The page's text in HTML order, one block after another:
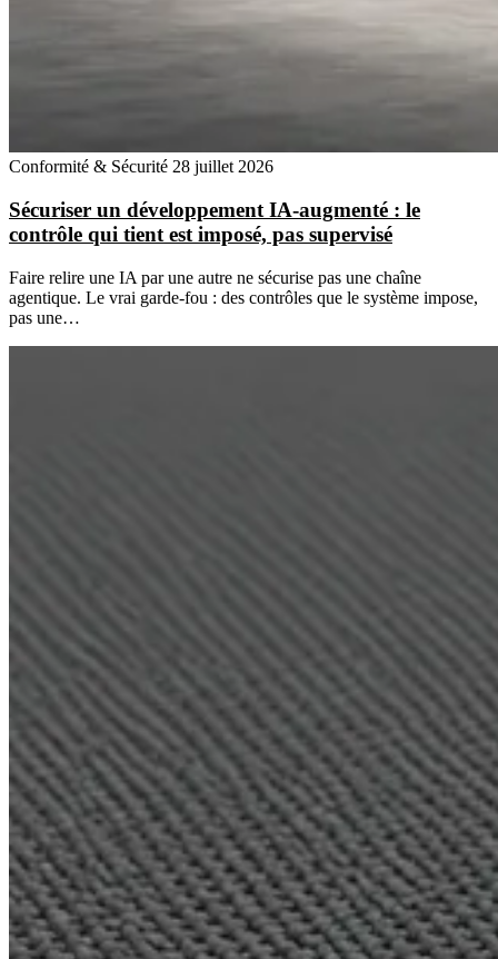
Conformité & Sécurité 28 juillet 2026
Sécuriser un développement IA-augmenté : le
contrôle qui tient est imposé, pas supervisé
Faire relire une IA par une autre ne sécurise pas une chaîne
agentique. Le vrai garde-fou : des contrôles que le système impose,
pas une…